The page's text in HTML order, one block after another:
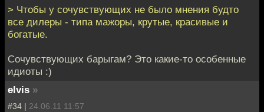
> Чтобы у сочувствующих не было мнения будто
все дилеры - типа мажоры, крутые, красивые и
богатые.
Сочувствующих барыгам? Это какие-то особенные
идиоты :)
elvis »
#34 | 24.06.11 11:57